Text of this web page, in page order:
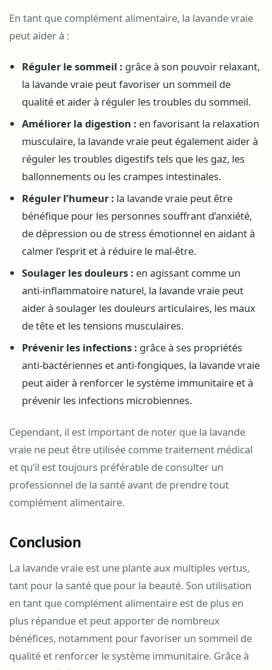
En tant que complément alimentaire, la lavande vraie
peut aider à :
Réguler le sommeil : grâce à son pouvoir relaxant,
la lavande vraie peut favoriser un sommeil de
qualité et aider à réguler les troubles du sommeil.
Améliorer la digestion : en favorisant la relaxation
musculaire, la lavande vraie peut également aider à
réguler les troubles digestifs tels que les gaz, les
ballonnements ou les crampes intestinales.
Réguler l’humeur : la lavande vraie peut être
bénéfique pour les personnes souffrant d’anxiété,
de dépression ou de stress émotionnel en aidant à
calmer l’esprit et à réduire le mal-être.
Soulager les douleurs : en agissant comme un
anti-inflammatoire naturel, la lavande vraie peut
aider à soulager les douleurs articulaires, les maux
de tête et les tensions musculaires.
Prévenir les infections : grâce à ses propriétés
anti-bactériennes et anti-fongiques, la lavande vraie
peut aider à renforcer le système immunitaire et à
prévenir les infections microbiennes.
Cependant, il est important de noter que la lavande
vraie ne peut être utilisée comme traitement médical
et qu’il est toujours préférable de consulter un
professionnel de la santé avant de prendre tout
complément alimentaire.
Conclusion
La lavande vraie est une plante aux multiples vertus,
tant pour la santé que pour la beauté. Son utilisation
en tant que complément alimentaire est de plus en
plus répandue et peut apporter de nombreux
bénéfices, notamment pour favoriser un sommeil de
qualité et renforcer le système immunitaire. Grâce à